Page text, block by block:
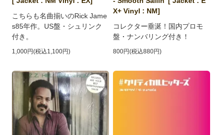
こちらも名曲揃いのRick Jame
s85年作。US盤・シュリンク
付き。
1,000円(税込1,100円)
X+ Vinyl : NM]
コレクター垂涎！国内プロモ
盤・ナンバリング付き！
800円(税込880円)